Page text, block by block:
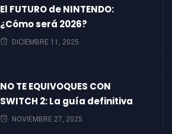
El FUTURO de NINTENDO:
¿Cómo será 2026?
DICIEMBRE 11, 2025
NO TE EQUIVOQUES CON
SWITCH 2: La guía definitiva
NOVIEMBRE 27, 2025